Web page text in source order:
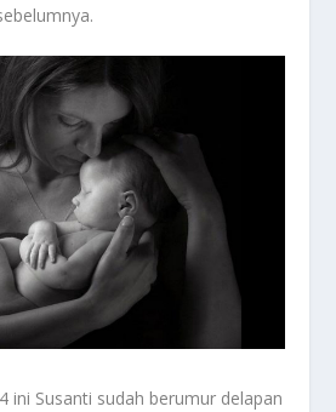
ini Susanti sudah berumur delapan